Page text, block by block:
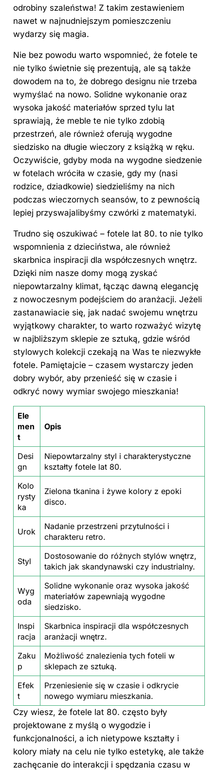
odrobiny szaleństwa! Z takim zestawieniem
nawet w najnudniejszym pomieszczeniu
wydarzy się magia.
Nie bez powodu warto wspomnieć, że fotele te
nie tylko świetnie się prezentują, ale są także
dowodem na to, że dobrego designu nie trzeba
wymyślać na nowo. Solidne wykonanie oraz
wysoka jakość materiałów sprzed tylu lat
sprawiają, że meble te nie tylko zdobią
przestrzeń, ale również oferują wygodne
siedzisko na długie wieczory z książką w ręku.
Oczywiście, gdyby moda na wygodne siedzenie
w fotelach wróciła w czasie, gdy my (nasi
rodzice, dziadkowie) siedzieliśmy na nich
podczas wieczornych seansów, to z pewnością
lepiej przyswajalibyśmy czwórki z matematyki.
Trudno się oszukiwać – fotele lat 80. to nie tylko
wspomnienia z dzieciństwa, ale również
skarbnica inspiracji dla współczesnych wnętrz.
Dzięki nim nasze domy mogą zyskać
niepowtarzalny klimat, łącząc dawną elegancję
z nowoczesnym podejściem do aranżacji. Jeżeli
zastanawiacie się, jak nadać swojemu wnętrzu
wyjątkowy charakter, to warto rozważyć wizytę
w najbliższym sklepie ze sztuką, gdzie wśród
stylowych kolekcji czekają na Was te niezwykłe
fotele. Pamiętajcie – czasem wystarczy jeden
dobry wybór, aby przenieść się w czasie i
odkryć nowy wymiar swojego mieszkania!
Ele
men
t
Opis
Desi
gn
Niepowtarzalny styl i charakterystyczne
kształty fotele lat 80.
Kolo
rysty
ka
Zielona tkanina i żywe kolory z epoki
disco.
Urok
Nadanie przestrzeni przytulności i
charakteru retro.
Styl
Dostosowanie do różnych stylów wnętrz,
takich jak skandynawski czy industrialny.
Wyg
oda
Solidne wykonanie oraz wysoka jakość
materiałów zapewniają wygodne
siedzisko.
Inspi
racja
Skarbnica inspiracji dla współczesnych
aranżacji wnętrz.
Zaku
p
Możliwość znalezienia tych foteli w
sklepach ze sztuką.
Efek
t
Przeniesienie się w czasie i odkrycie
nowego wymiaru mieszkania.
Czy wiesz, że fotele lat 80. często były
projektowane z myślą o wygodzie i
funkcjonalności, a ich nietypowe kształty i
kolory miały na celu nie tylko estetykę, ale także
zachęcanie do interakcji i spędzania czasu w